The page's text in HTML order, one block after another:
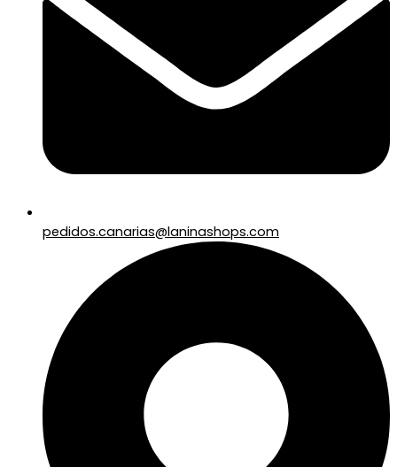
pedidos.canarias@laninashops.com